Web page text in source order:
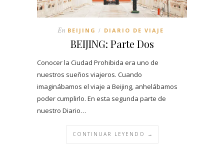
En BEIJING / DIARIO DE VIAJE
BEIJING: Parte Dos
Conocer la Ciudad Prohibida era uno de
nuestros sueños viajeros. Cuando
imaginábamos el viaje a Beijing, anhelábamos
poder cumplirlo. En esta segunda parte de
nuestro Diario…
CONTINUAR LEYENDO →